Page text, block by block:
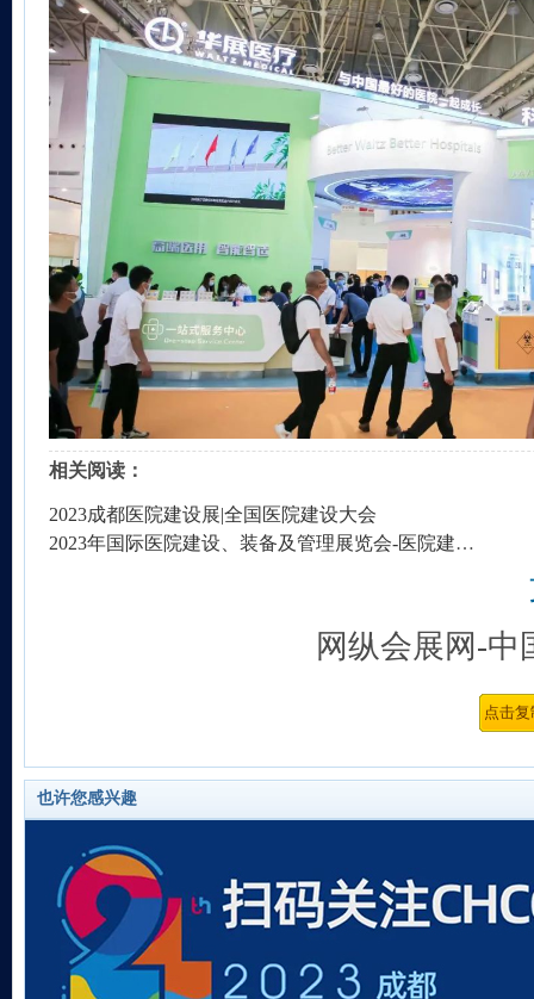
相关阅读：
2023成都医院建设展|全国医院建设大会
2023年国际医院建设、装备及管理展览会-医院建设展（CHCC2023）
网纵会展网-中
也许您感兴趣